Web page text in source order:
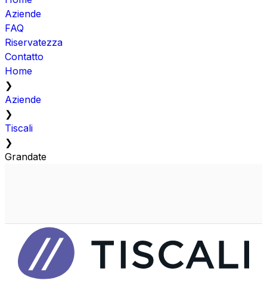
Aziende
FAQ
Riservatezza
Contatto
Home
❯
Aziende
❯
Tiscali
❯
Grandate